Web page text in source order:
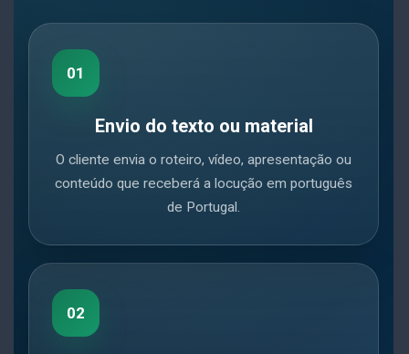
01
Envio do texto ou material
O cliente envia o roteiro, vídeo, apresentação ou
conteúdo que receberá a locução em português
de Portugal.
02